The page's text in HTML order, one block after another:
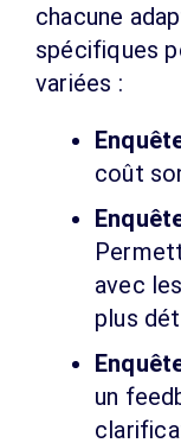
chacune
spécifiques
variées :
coût
avec
plus
un